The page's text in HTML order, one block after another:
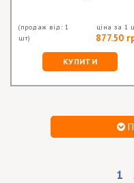
(продаж від: 1
шт)
ціна за 1
877.50
КУПИТИ
1